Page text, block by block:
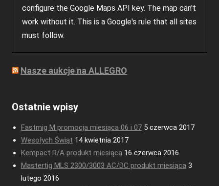
configure the Google Maps API key. The map can't
work without it. This is a Google's rule that all sites
must follow.
Nasze aukcje na ALLEGRO
Ostatnie wpisy
Fastmig M promocja miesiąca 06 i 07 5 czerwca 2017
Wesołych Świąt 14 kwietnia 2017
Kempact R/A produkt miesiąca 16 czerwca 2016
Mastertig MLS 2300/3003 AC/DC produkt miesiąca 3
lutego 2016